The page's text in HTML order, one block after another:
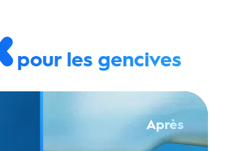
pour les gencives
Après